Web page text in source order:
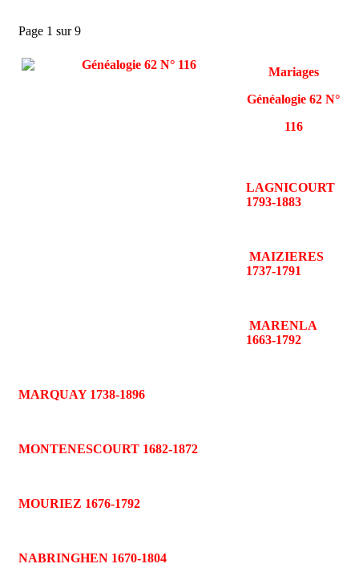
Page 1 sur 9
Mariages
Généalogie 62 N°
116
LAGNICOURT
1793-1883
MAIZIERES
1737-1791
MARENLA
1663-1792
MARQUAY 1738-1896
MONTENESCOURT 1682-1872
MOURIEZ 1676-1792
NABRINGHEN 1670-1804